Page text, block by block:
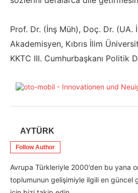
Prof. Dr. (İnş Müh), Doç. Dr. (UA.
Akademisyen, Kıbrıs İlim
KKTC III. Cumhurbaşkanı Politik
AYTÜRK
Follow Author
Avrupa Türkleriyle 2000’den bu yana
toplumunun gelişimiyle ilgili en güncel